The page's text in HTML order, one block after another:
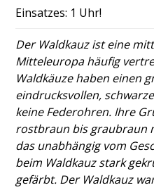
Einsatzes: 1 Uhr!
Der Waldkauz ist eine
Mitteleuropa häufig
Waldkäuze haben einen
eindrucksvollen,
keine Federohren. Ihre
rostbraun bis graubraun
das unabhängig vom
beim Waldkauz stark
gefärbt. Der Waldkauz